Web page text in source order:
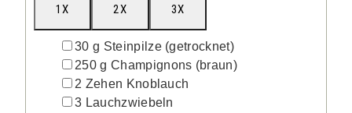
1X 2X 3X
▢
30 g Steinpilze (getrocknet)
▢
250 g Champignons (braun)
▢
2 Zehen Knoblauch
▢
3 Lauchzwiebeln